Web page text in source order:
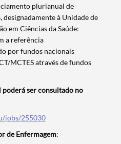
plurianual de
à Unidade de
em Ciências da Saúde:
a referência
por fundos nacionais
MCTES através de fundos
ser consultado no
jobs/255030
de Enfermagem: